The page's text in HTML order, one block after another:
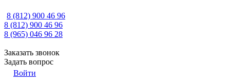
8 (812) 900 46 96
8 (812) 900 46 96
8 (965) 046 96 28
Заказать звонок
Задать вопрос
Войти